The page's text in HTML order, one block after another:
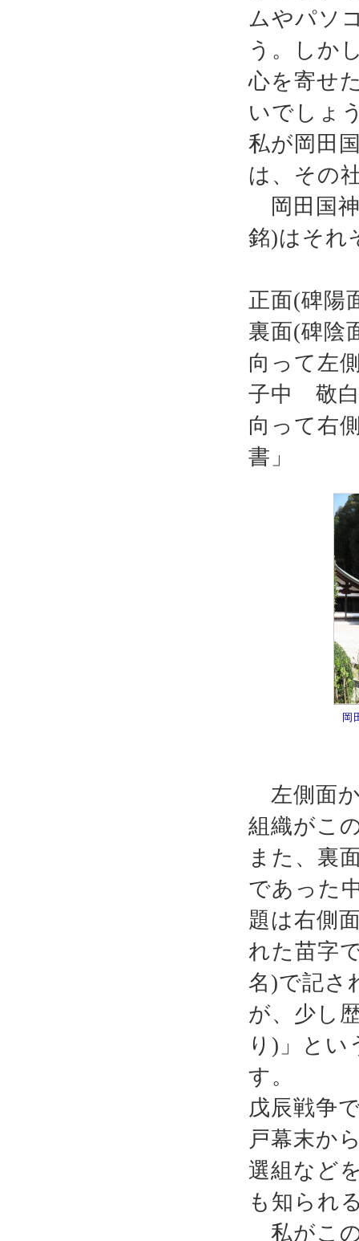
ムやパソ
う。しか
心を寄せ
いでしょ
私が岡田
は、その
岡田国
銘)はそれ
正面(碑
裏面(碑
向って左
子中 敬
向って右
書」
岡
左側面
組織がこ
また、裏
であった
題は右側
れた苗字
名)で記さ
が、少し
り)」とい
す。
戊辰戦争
戸幕末か
選組など
も知られ
私がこ